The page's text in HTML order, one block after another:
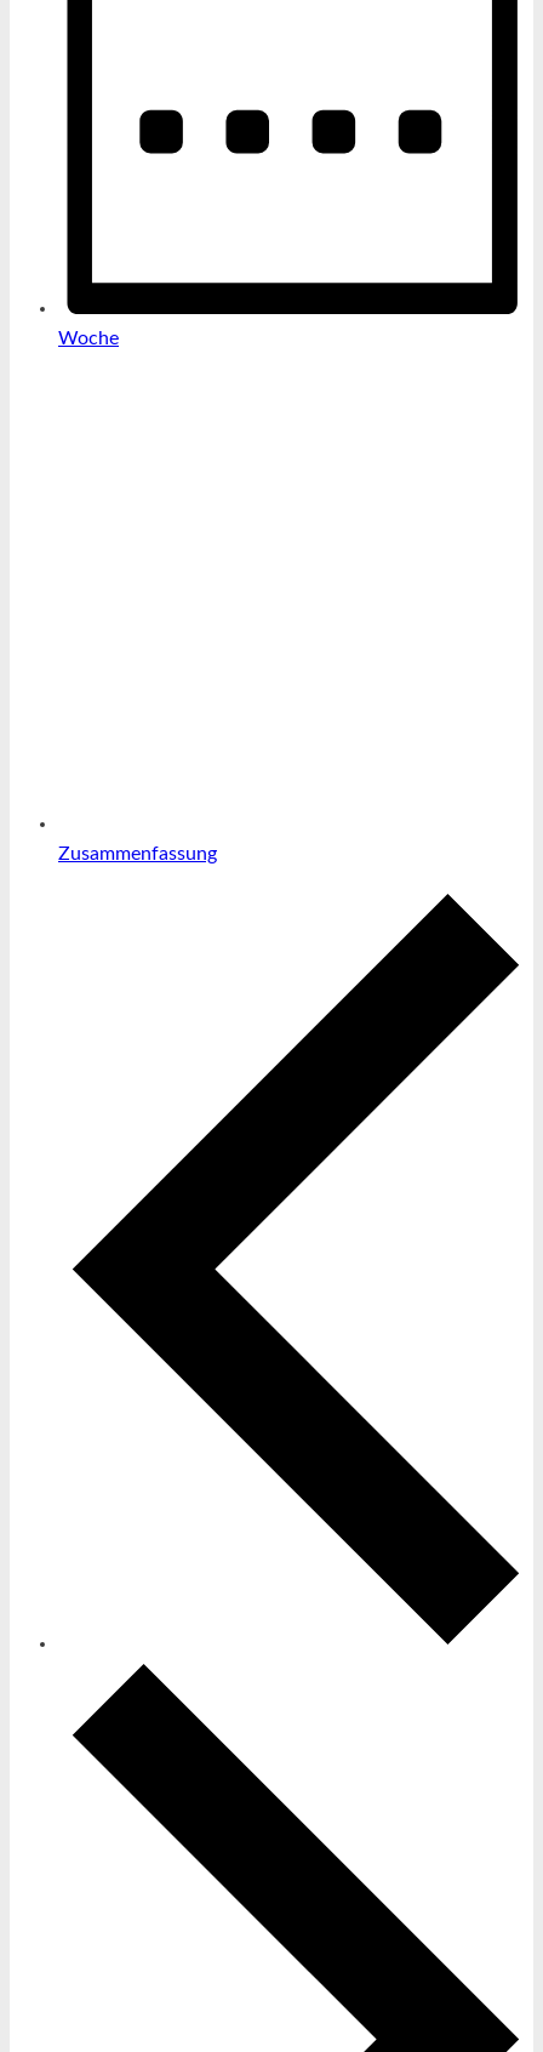
Woche
Zusammenfassung